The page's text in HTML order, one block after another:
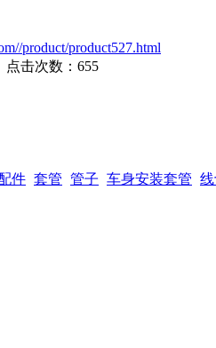
product/product527.html
点击次数： 655
件 套管 管子 车身安装套管